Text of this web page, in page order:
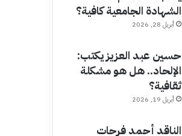
الشهادة الجامعية كافية؟
أبريل 28, 2026
حسين عبد العزيز يكتب:
الإلحاد.. هل هو مشكلة
ثقافية؟
أبريل 19, 2026
الناقد أحمد فرحات